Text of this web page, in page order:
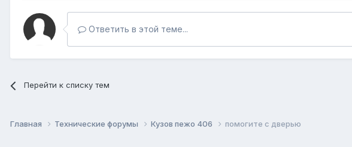
Ответить в этой теме...
Перейти к списку тем
Главная Технические форумы Кузов пежо 406 помогите с дверью